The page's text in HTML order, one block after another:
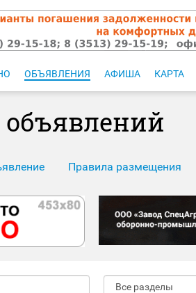
ОБЪЯВЛЕНИЯ АФИША КАРТА
Правила размещения